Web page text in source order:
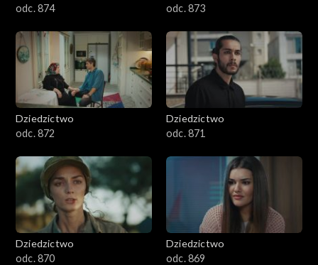
odc. 874
odc. 873
Dziedzictwo
odc. 872
Dziedzictwo
odc. 871
Dziedzictwo
odc. 870
Dziedzictwo
odc. 869